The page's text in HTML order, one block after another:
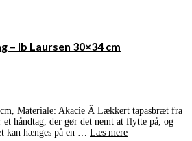
Ib Laursen 30×34 cm
Materiale: Akacie Â Lækkert tapasbræt fra
håndtag, der gør det nemt at flytte på, og
kan hænges på en … Læs mere